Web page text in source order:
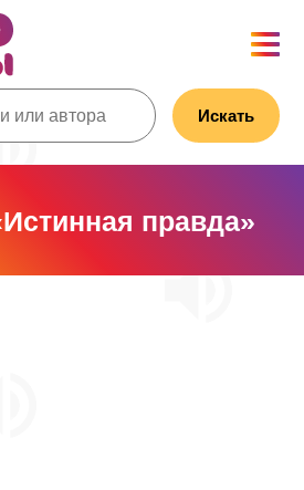
Искать
правда»